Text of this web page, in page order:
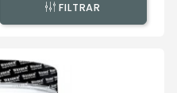
FILTRAR